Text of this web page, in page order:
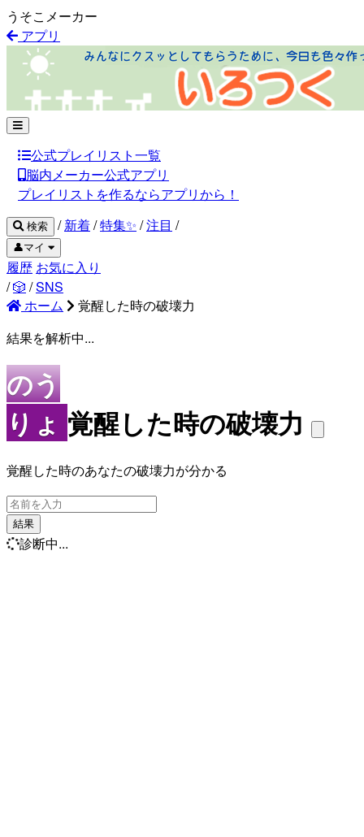
うそこメーカー
アプリ
公式プレイリスト一覧
脳内メーカー公式アプリ
プレイリストを作るならアプリから！
検索 / 新着/特集✨ /注目 /
👤マイ
履歴 お気に入り
/🎲 /SNS
ホーム
覚醒した時の破壊力
結果を解析中...
のう
りょ 覚醒した時の破壊力
覚醒した時のあなたの破壊力が分かる
結果
診断中...